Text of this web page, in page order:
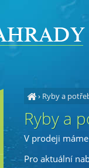
› Ryby a
Ryby a
V prodeji
Pro aktuální